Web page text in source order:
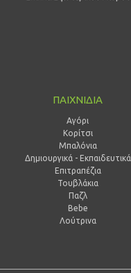
ΠΑΙΧΝΙΔΙΑ
Αγόρι
Κορίτσι
Μπαλόνια
Δημιουργικά - Εκπαιδευτικά
Επιτραπέζια
Τουβλάκια
Παζλ
Bebe
Λούτρινα